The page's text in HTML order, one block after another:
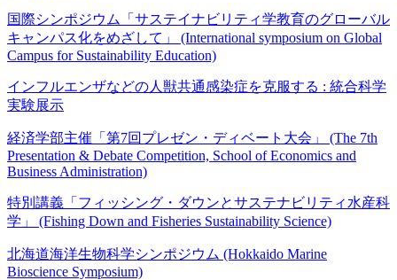
国際シンポジウム「サステイナビリティ学教育のグローバル
キャンパス化をめざして」 (International symposium on Global
Campus for Sustainability Education)
インフルエンザなどの人獣共通感染症を克服する : 統合科学
実験展示
経済学部主催「第7回プレゼン・ディベート大会」 (The 7th
Presentation & Debate Competition, School of Economics and
Business Administration)
特別講義「フィッシング・ダウンとサステナビリティ水産科
学」 (Fishing Down and Fisheries Sustainability Science)
北海道海洋生物科学シンポジウム (Hokkaido Marine
Bioscience Symposium)